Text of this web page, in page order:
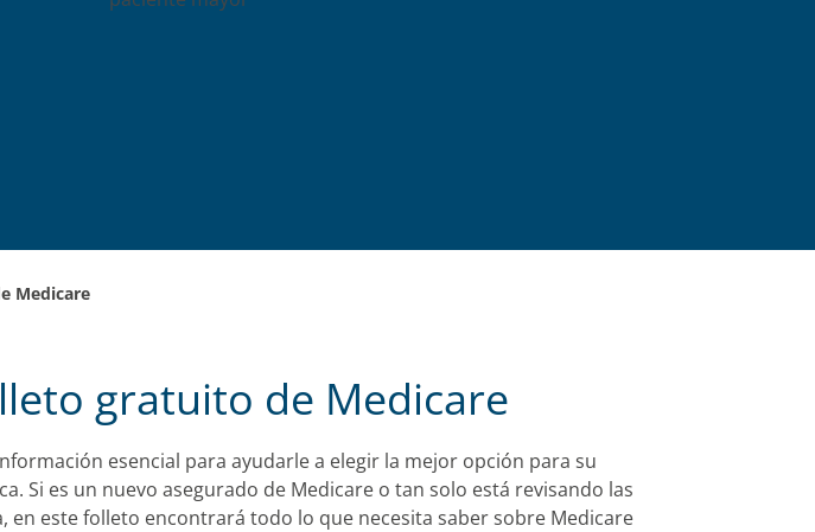
Medicare
gratuito de Medicare
esencial para ayudarle a elegir la mejor opción para su
Si es un nuevo asegurado de Medicare o tan solo está revisando las
en este folleto encontrará todo lo que necesita saber sobre Medicare